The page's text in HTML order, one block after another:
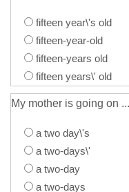
fifteen year\'s old
fifteen-year-old
fifteen-years old
fifteen years\' old
My mother is going on
a two day\'s
a two-days\'
a two-day
a two-days